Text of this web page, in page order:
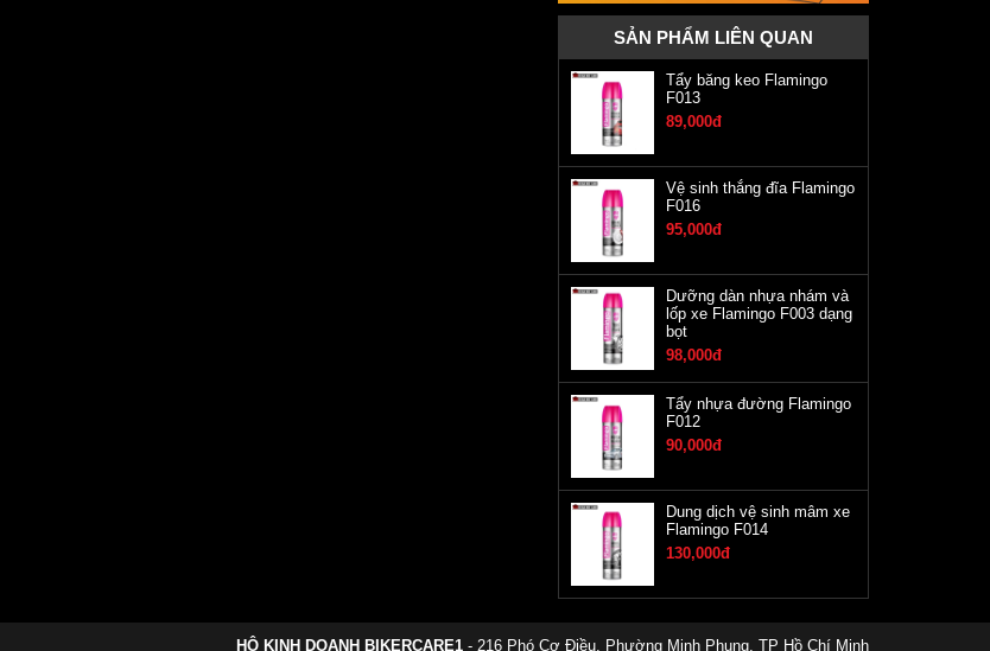
SẢN PHẨM LIÊN QUAN
Tẩy băng keo Flamingo
F013
89,000đ
Vệ sinh thắng đĩa Flamingo
F016
95,000đ
Dưỡng dàn nhựa nhám và
lốp xe Flamingo F003 dạng
bọt
98,000đ
Tẩy nhựa đường Flamingo
F012
90,000đ
Dung dịch vệ sinh mâm xe
Flamingo F014
130,000đ
HỘ KINH DOANH BIKERCARE1 - 216 Phó Cơ Điều, Phường Minh Phụng, TP Hồ Chí Minh